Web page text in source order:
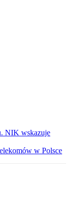
NIK wskazuje
w Polsce